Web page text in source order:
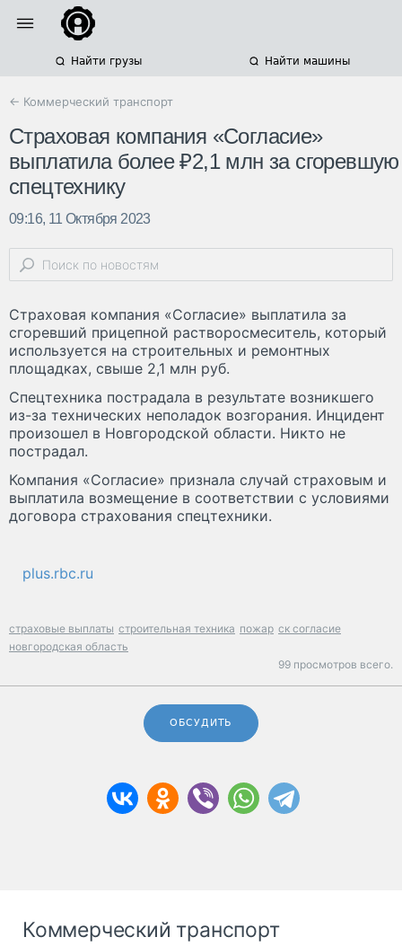
Найти грузы Найти машины
← Коммерческий транспорт
Страховая компания «Согласие»
выплатила более ₽2,1 млн за сгоревшую
спецтехнику
09:16, 11 Октября 2023
Страховая компания «Согласие» выплатила за
сгоревший прицепной растворосмеситель, который
используется на строительных и ремонтных
площадках, свыше 2,1 млн руб.
Спецтехника пострадала в результате возникшего
из-за технических неполадок возгорания. Инцидент
произошел в Новгородской области. Никто не
пострадал.
Компания «Согласие» признала случай страховым и
выплатила возмещение в соответствии с условиями
договора страхования спецтехники.
plus.rbc.ru
страховые выплаты строительная техника пожар ск согласие
новгородская область
99 просмотров всего.
ОБСУДИТЬ
Коммерческий транспорт